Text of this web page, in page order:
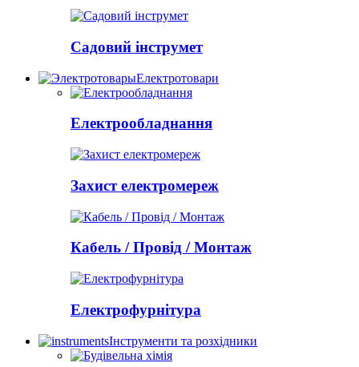
Садовий інструмет
Електротовари
Електрообладнання
Захист електромереж
Кабель / Провід / Монтаж
Електрофурнітура
Інструменти та розхідники